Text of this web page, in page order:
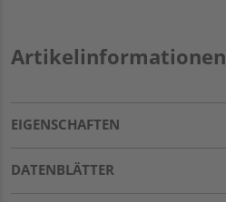
Artikelinformationen
EIGENSCHAFTEN
DATENBLÄTTER